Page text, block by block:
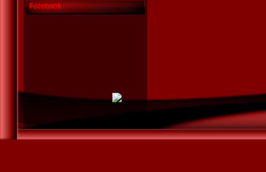
Facebook